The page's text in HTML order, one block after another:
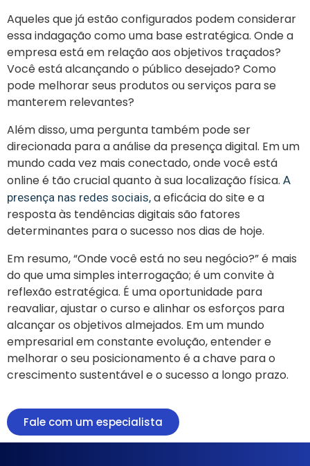
Aqueles que já estão configurados podem considerar
essa indagação como uma base estratégica. Onde a
empresa está em relação aos objetivos traçados?
Você está alcançando o público desejado? Como
pode melhorar seus produtos ou serviços para se
manterem relevantes?
Além disso, uma pergunta também pode ser
direcionada para a análise da presença digital. Em um
mundo cada vez mais conectado, onde você está
online é tão crucial quanto à sua localização física. A
presença nas redes sociais, a eficácia do site e a
resposta às tendências digitais são fatores
determinantes para o sucesso nos dias de hoje.
Em resumo, “Onde você está no seu negócio?” é mais
do que uma simples interrogação; é um convite à
reflexão estratégica. É uma oportunidade para
reavaliar, ajustar o curso e alinhar os esforços para
alcançar os objetivos almejados. Em um mundo
empresarial em constante evolução, entender e
melhorar o seu posicionamento é a chave para o
crescimento sustentável e o sucesso a longo prazo.
Fale com um especialista